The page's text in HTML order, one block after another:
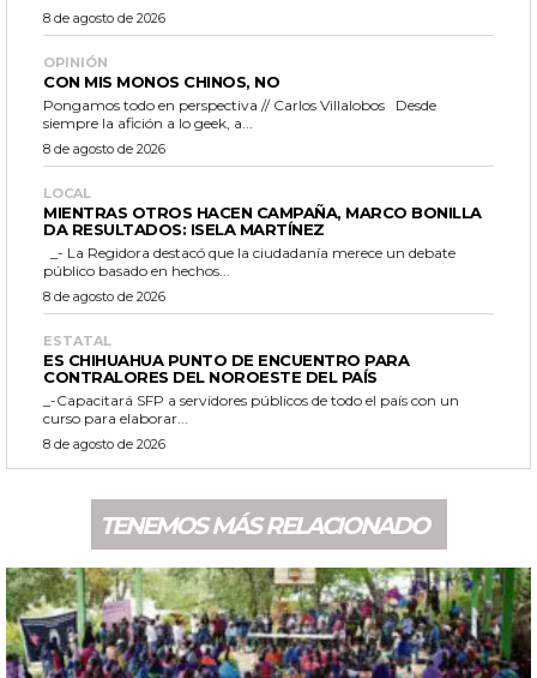
8 de agosto de 2026
OPINIÓN
CON MIS MONOS CHINOS, NO
Pongamos todo en perspectiva // Carlos Villalobos Desde
siempre la afición a lo geek, a...
8 de agosto de 2026
LOCAL
MIENTRAS OTROS HACEN CAMPAÑA, MARCO BONILLA
DA RESULTADOS: ISELA MARTÍNEZ
público basado en hechos...
8 de agosto de 2026
ESTATAL
ES CHIHUAHUA PUNTO DE ENCUENTRO PARA
CONTRALORES DEL NOROESTE DEL PAÍS
_-Capacitará SFP a servidores públicos de todo el país con un
curso para elaborar...
8 de agosto de 2026
TENEMOS MÁS RELACIONADO